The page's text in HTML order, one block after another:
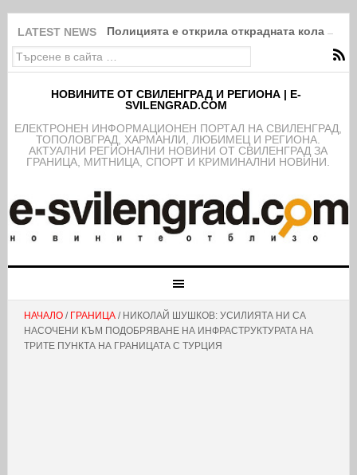
LATEST NEWS Полицията е открила открадната кола на
НОВИНИТЕ ОТ СВИЛЕНГРАД И РЕГИОНА | E-
SVILENGRAD.COM
EЛЕКТРОНЕН ИНФОРМАЦИОНЕН ПОРТАЛ НА СВИЛЕНГРАД,
ТОПОЛОВГРАД, ХАРМАНЛИ, ЛЮБИМЕЦ И РЕГИОНА.
АКТУАЛНИ РЕГИОНАЛНИ НОВИНИ ОТ СВИЛЕНГРАД ЗА
ГРАНИЦА, МИТНИЦА, СПОРТ И КРИМИНАЛНИ НОВИНИ.
НАЧАЛО/ ГРАНИЦА/ НИКОЛАЙ ШУШКОВ: УСИЛИЯТА НИ СА
НАСОЧЕНИ КЪМ ПОДОБРЯВАНЕ НА ИНФРАСТРУКТУРАТА НА
ТРИТЕ ПУНКТА НА ГРАНИЦАТА С ТУРЦИЯ